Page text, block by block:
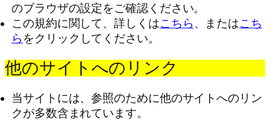
のブラウザの設定をご確認ください。
この規約に関して、詳しくはこちら 、またはこち
ら をクリックしてください。
他のサイトへのリンク
当サイトには、参照のために他のサイトへのリン
クが多数含まれています。